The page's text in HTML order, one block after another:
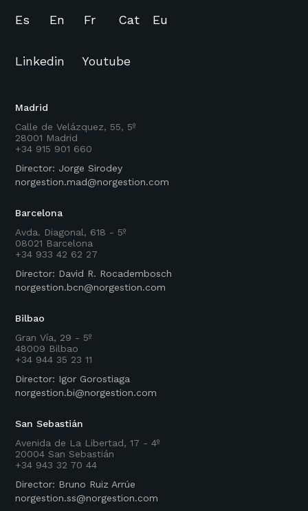
Madrid
Calle de Velázquez, 55, 5º
28001 Madrid
+34 915 901 660
Director: Jorge Sirodey
norgestion.mad@norgestion.com
Barcelona
Avda. Diagonal, 618 - 5º
08021 Barcelona
+34 933 42 62 27
Director: David R. Rocadembosch
norgestion.bcn@norgestion.com
Bilbao
Gran Vía, 29 - 5º
48009 Bilbao
+34 944 35 23 11
Director: Igor Gorostiaga
norgestion.bi@norgestion.com
San Sebastián
Avenida de La Libertad, 17 - 4º
20004 San Sebastián
+34 943 32 70 44
Director: Bruno Ruiz Arrúe
norgestion.ss@norgestion.com
Es En Fr Cat Eu
Linkedin Youtube